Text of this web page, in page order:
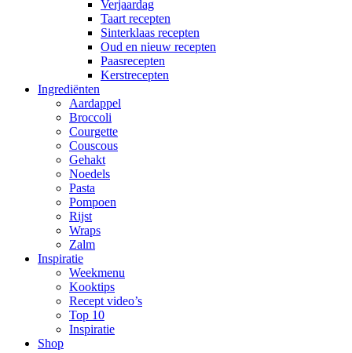
Verjaardag
Taart recepten
Sinterklaas recepten
Oud en nieuw recepten
Paasrecepten
Kerstrecepten
Ingrediënten
Aardappel
Broccoli
Courgette
Couscous
Gehakt
Noedels
Pasta
Pompoen
Rijst
Wraps
Zalm
Inspiratie
Weekmenu
Kooktips
Recept video’s
Top 10
Inspiratie
Shop